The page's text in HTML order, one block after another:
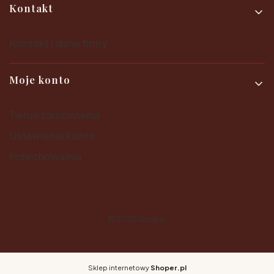
Kontakt
Moje konto
Sklep internetowy Shoper.pl